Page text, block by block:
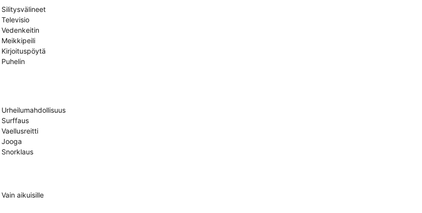
Silitysvälineet
Televisio
Vedenkeitin
Meikkipeili
Kirjoituspöytä
Puhelin
Urheilumahdollisuus
Surffaus
Vaellusreitti
Jooga
Snorklaus
Vain aikuisille